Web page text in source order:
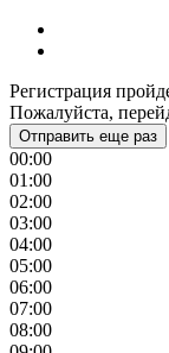
Регистрация
Пожалуйста,
Отправить еще раз
00:00
01:00
02:00
03:00
04:00
05:00
06:00
07:00
08:00